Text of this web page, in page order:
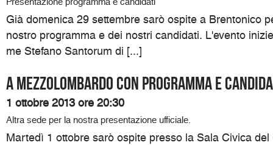
Già domenica 29 settembre sarò ospite a Brentonico
nostro programma e dei nostri candidati. L'evento
me Stefano Santorum di [...]
A Mezzolombardo con programma e
1 ottobre 2013 ore 20:30
Altra sede per la nostra presentazione ufficiale.
Martedì 1 ottobre sarò ospite presso la Sala Civica del